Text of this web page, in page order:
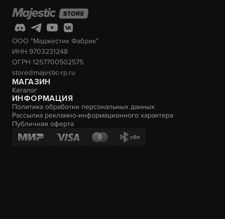
ООО "Маджестик Фабрик"
ИНН 9703231248
ОГРН 1257700502575
store@majestic-rp.ru
МАГАЗИН
Каталог
ИНФОРМАЦИЯ
Политика обработки персональных данных
Рассылка рекламно-информационного характера
Публичная оферта